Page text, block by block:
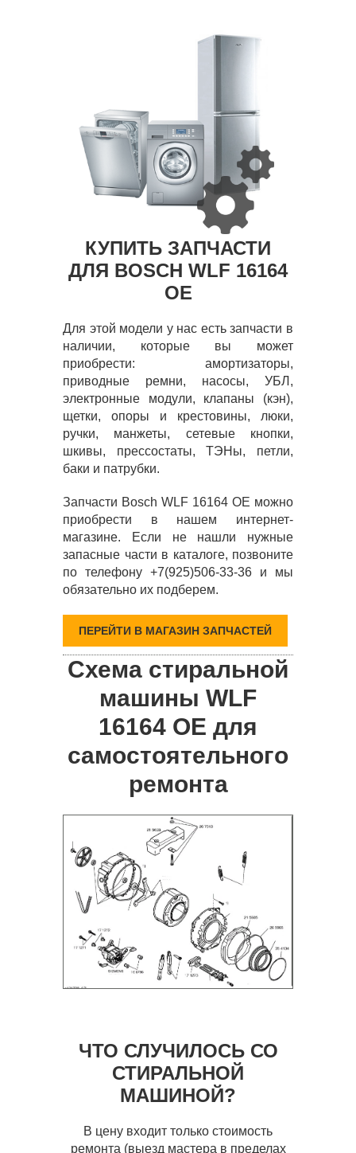
КУПИТЬ ЗАПЧАСТИ
ДЛЯ BOSCH WLF 16164
OE
Для этой модели у нас есть запчасти в
наличии, которые вы может
приобрести: амортизаторы,
приводные ремни, насосы, УБЛ,
электронные модули, клапаны (кэн),
щетки, опоры и крестовины, люки,
ручки, манжеты, сетевые кнопки,
шкивы, прессостаты, ТЭНы, петли,
баки и патрубки.
Запчасти Bosch WLF 16164 OE можно
приобрести в нашем интернет-
магазине. Если не нашли нужные
запасные части в каталоге, позвоните
по телефону +7(925)506-33-36 и мы
обязательно их подберем.
ПЕРЕЙТИ В МАГАЗИН ЗАПЧАСТЕЙ
Схема стиральной
машины WLF
16164 OE для
самостоятельного
ремонта
ЧТО СЛУЧИЛОСЬ СО
СТИРАЛЬНОЙ
МАШИНОЙ?
В цену входит только стоимость
ремонта (выезд мастера в пределах